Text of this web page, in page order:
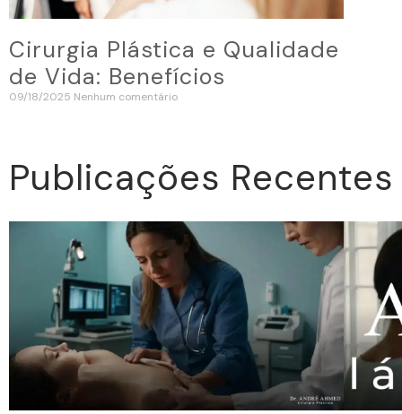
Cirurgia Plástica e Qualidade
de Vida: Benefícios
09/18/2025 Nenhum comentário
Publicações Recentes